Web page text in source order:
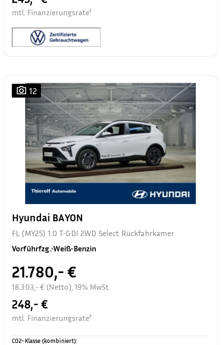
mtl. Finanzierungsrate²
12
Hyundai BAYON
FL (MY25) 1.0 T-GDI 2WD Select Rückfahrkamer
Vorführfzg.•Weiß•Benzin
21.780,- €
18.303,- € (Netto), 19% MwSt.
248,- €
mtl. Finanzierungsrate²
CO2-Klasse (kombiniert):